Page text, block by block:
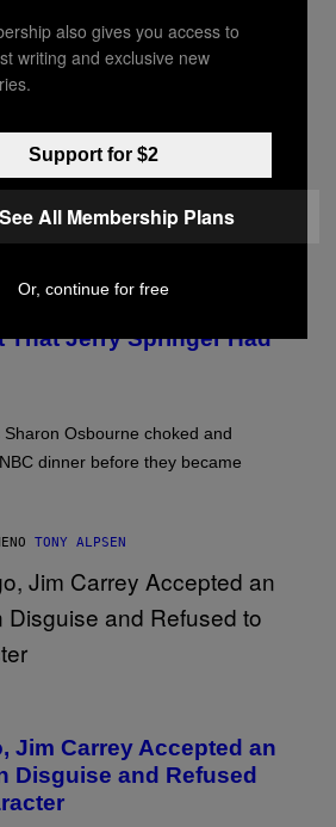
Scene Goes Hollywood’ later said
that Weinstein appeared in the film.
and Piers
That Jerry Springer Had
Osbourne choked and
dinner before they became
TONY ALPSEN
Jim Carrey Accepted an
Disguise and Refused
also gives you access to
writing and exclusive new
Support for $2
See All Membership Plans
Or, continue for free